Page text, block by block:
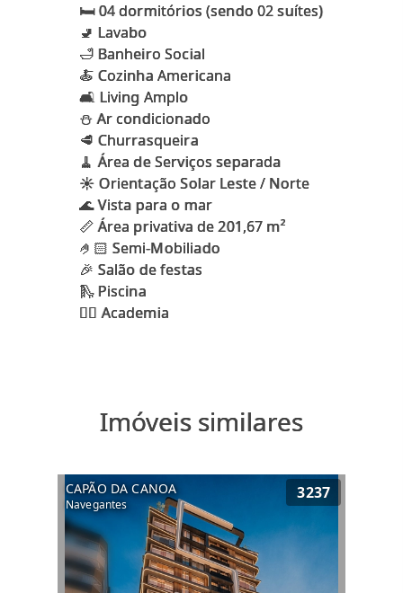
🛏 04 dormitórios (sendo 02 suítes)
🚽 Lavabo
🛁 Banheiro Social
🍝 Cozinha Americana
🛋 Living Amplo
⛄️ Ar condicionado
🥩 Churrasqueira
🧹 Área de Serviços separada
☀️ Orientação Solar Leste / Norte
🌊 Vista para o mar
📏 Área privativa de 201,67 m²
🤌🏻 Semi-Mobiliado
🎉 Salão de festas
🛝 Piscina
Imóveis similares
CAPÃO DA CANOA
Navegantes
3237